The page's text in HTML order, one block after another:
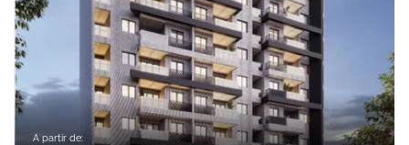
A partir de: